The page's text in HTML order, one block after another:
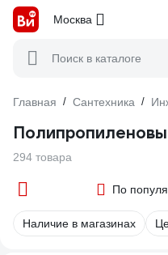
Москва
Поиск в каталоге
Главная / Сантехника /
294 товара
По
Наличие в магазинах